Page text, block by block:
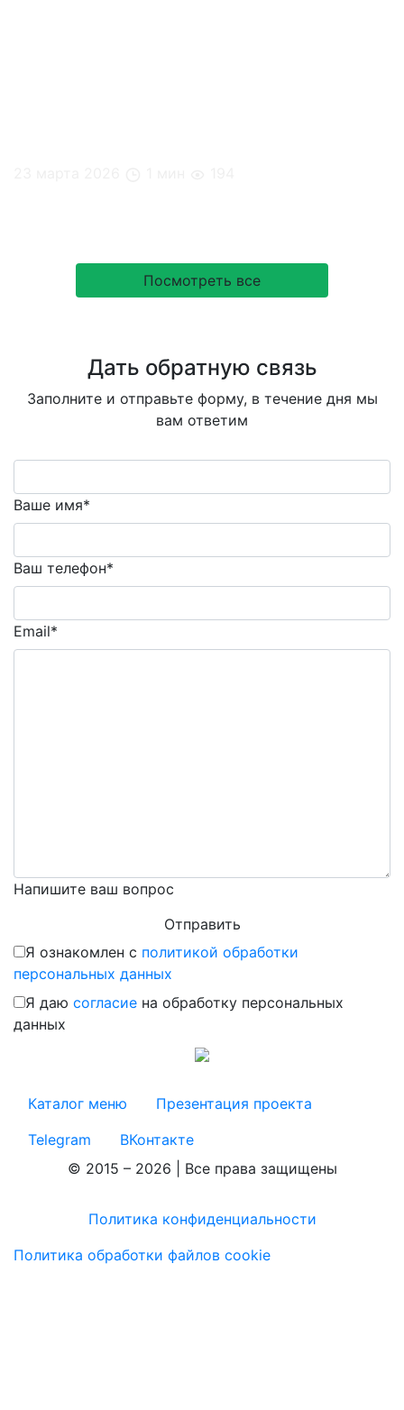
Посмотреть все
Дать обратную связь
Заполните и отправьте форму, в течение дня мы
вам ответим
Ваше имя*
Ваш телефон*
Email*
Напишите ваш вопрос
Я ознакомлен с политикой обработки
персональных данных
Я даю согласие на обработку персональных
данных
Каталог меню
Презентация проекта
Telegram
ВКонтакте
© 2015 – 2026 | Все права защищены
Политика конфиденциальности
Политика обработки файлов cookie